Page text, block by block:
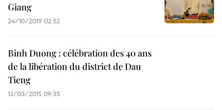
Giang
24/10/2019 02:52
Binh Duong : célébration des 40 ans
de la libération du district de Dau
Tieng
13/03/2015 09:35